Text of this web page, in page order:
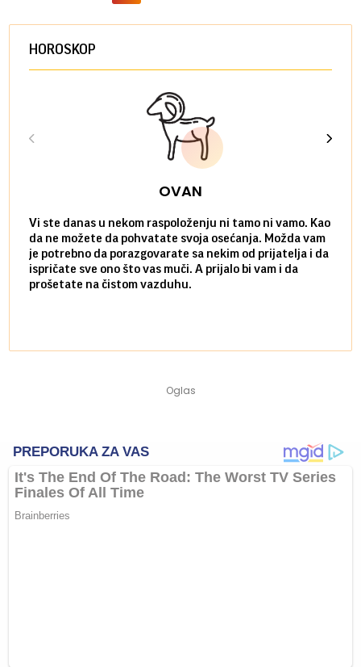
HOROSKOP
OVAN
Vi ste danas u nekom raspoloženju ni tamo ni vamo. Kao
da ne možete da pohvatate svoja osećanja. Možda vam
je potrebno da porazgovarate sa nekim od prijatelja i da
ispričate sve ono što vas muči. A prijalo bi vam i da
prošetate na čistom vazduhu.